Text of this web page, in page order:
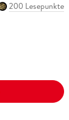
200 Lesepunkte